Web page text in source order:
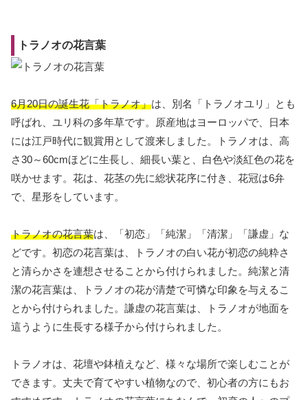
トラノオの花言葉
6月20日の誕生花「トラノオ」は、別名「トラノオユリ」とも
呼ばれ、ユリ科の多年草です。原産地はヨーロッパで、日本
には江戸時代に観賞用として渡来しました。トラノオは、高
さ30～60cmほどに生長し、細長い葉と、白色や淡紅色の花を
咲かせます。花は、花茎の先に総状花序に付き、花冠は6弁
で、星形をしています。
トラノオの花言葉は、「初恋」「純潔」「清潔」「謙虚」な
どです。初恋の花言葉は、トラノオの白い花が初恋の純粋さ
と清らかさを連想させることから付けられました。純潔と清
潔の花言葉は、トラノオの花が清楚で可憐な印象を与えるこ
とから付けられました。謙虚の花言葉は、トラノオが地面を
這うように生長する様子から付けられました。
トラノオは、花壇や鉢植えなど、様々な場所で楽しむことが
できます。丈夫で育てやすい植物なので、初心者の方にもお